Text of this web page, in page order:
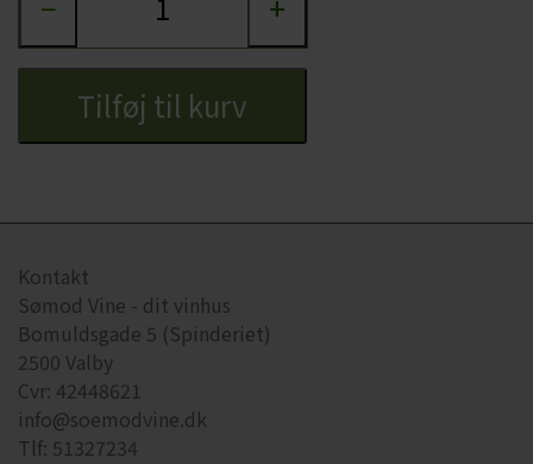
PINOT NOIR
SCHIOPPETINO
CHOKOLADE, LAKRIDS ETC
CIDER
Tilføj til kurv
Kontakt
Sømod Vine - dit vinhus
Bomuldsgade 5 (Spinderiet)
2500 Valby
Cvr: 42448621
info@soemodvine.dk
Tlf: 51327234